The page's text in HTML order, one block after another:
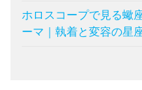
ホロスコープで見る蠍
ーマ｜執着と変容の星